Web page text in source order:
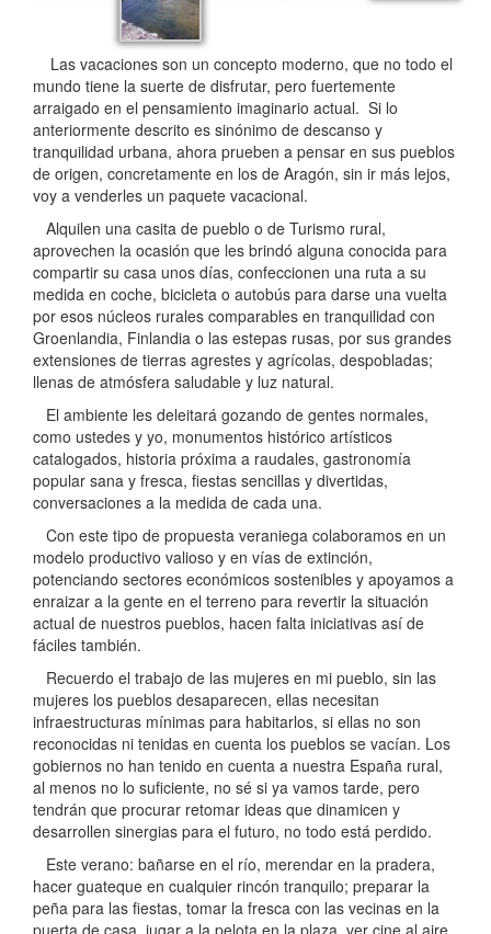
Las vacaciones son un concepto moderno, que no todo el
mundo tiene la suerte de disfrutar, pero fuertemente
arraigado en el pensamiento imaginario actual. Si lo
anteriormente descrito es sinónimo de descanso y
tranquilidad urbana, ahora prueben a pensar en sus pueblos
de origen, concretamente en los de Aragón, sin ir más lejos,
voy a venderles un paquete vacacional.
Alquilen una casita de pueblo o de Turismo rural,
aprovechen la ocasión que les brindó alguna conocida para
compartir su casa unos días, confeccionen una ruta a su
medida en coche, bicicleta o autobús para darse una vuelta
por esos núcleos rurales comparables en tranquilidad con
Groenlandia, Finlandia o las estepas rusas, por sus grandes
extensiones de tierras agrestes y agrícolas, despobladas;
llenas de atmósfera saludable y luz natural.
El ambiente les deleitará gozando de gentes normales,
como ustedes y yo, monumentos histórico artísticos
catalogados, historia próxima a raudales, gastronomía
popular sana y fresca, fiestas sencillas y divertidas,
conversaciones a la medida de cada una.
Con este tipo de propuesta veraniega colaboramos en un
modelo productivo valioso y en vías de extinción,
potenciando sectores económicos sostenibles y apoyamos a
enraizar a la gente en el terreno para revertir la situación
actual de nuestros pueblos, hacen falta iniciativas así de
fáciles también.
Recuerdo el trabajo de las mujeres en mi pueblo, sin las
mujeres los pueblos desaparecen, ellas necesitan
infraestructuras mínimas para habitarlos, si ellas no son
reconocidas ni tenidas en cuenta los pueblos se vacían. Los
gobiernos no han tenido en cuenta a nuestra España rural,
al menos no lo suficiente, no sé si ya vamos tarde, pero
tendrán que procurar retomar ideas que dinamicen y
desarrollen sinergias para el futuro, no todo está perdido.
Este verano: bañarse en el río, merendar en la pradera,
hacer guateque en cualquier rincón tranquilo; preparar la
peña para las fiestas, tomar la fresca con las vecinas en la
puerta de casa, jugar a la pelota en la plaza, ver cine al aire